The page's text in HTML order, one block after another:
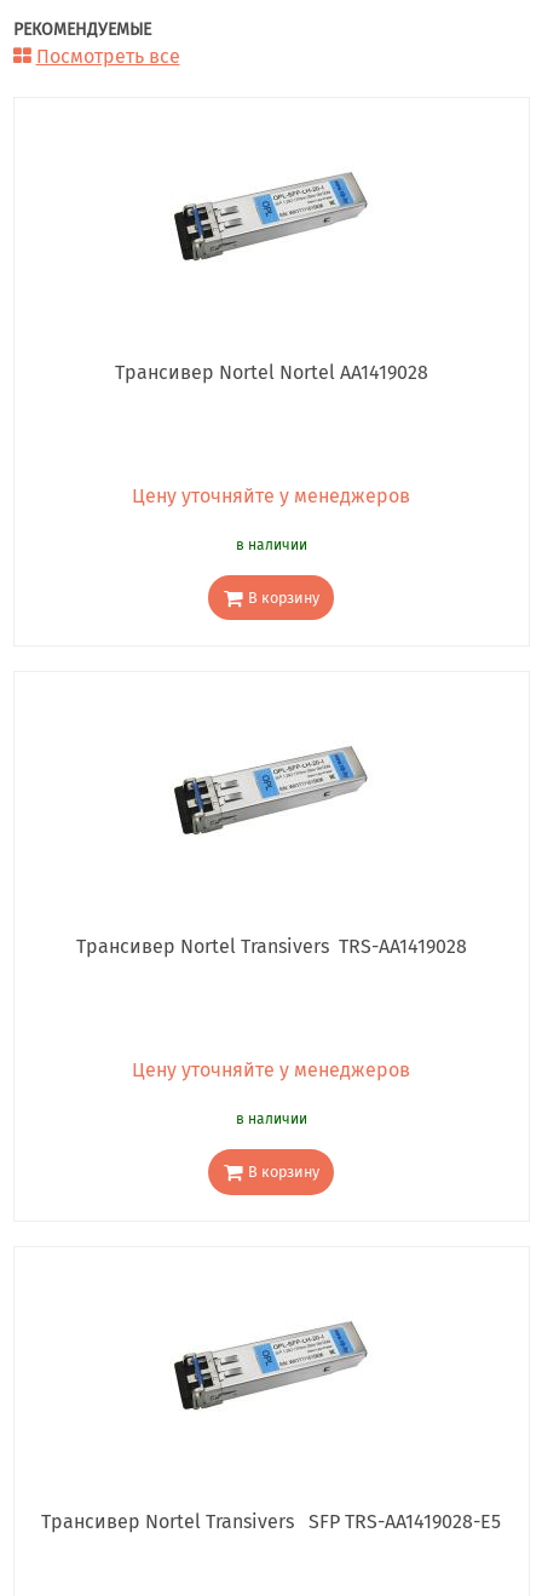
РЕКОМЕНДУЕМЫЕ
Посмотреть все
Трансивер Nortel Nortel AA1419028
Цену уточняйте у менеджеров
в наличии
В корзину
Трансивер Nortel Transivers TRS-AA1419028
Цену уточняйте у менеджеров
в наличии
В корзину
Трансивер Nortel Transivers SFP TRS-AA1419028-E5